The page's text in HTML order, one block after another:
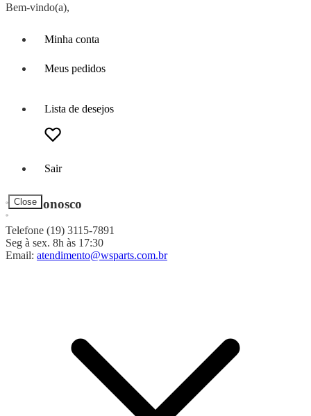
Bem-vindo(a),
Minha conta
Meus pedidos
Lista de desejos
Sair
Close
Fale Conosco
Telefone (19) 3115-7891
Seg à sex. 8h às 17:30
Email: atendimento@wsparts.com.br